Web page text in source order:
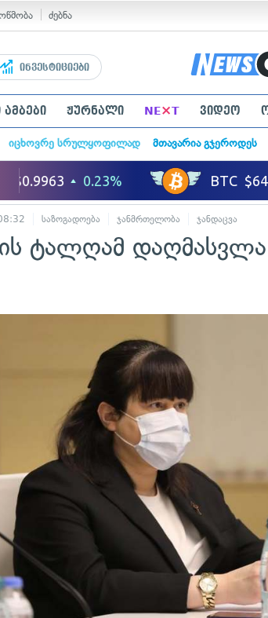
ძებნა
ინვესტიციები
ჟურნალი NE×T ვიდეო
იცხოვრე სრულყოფილად მთავარია გჯეროდეს
საზოგადოება ჯანმრთელობა ჯანდაცვა
ტალღამ